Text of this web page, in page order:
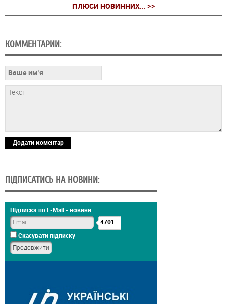
ПЛЮСИ НОВИННИХ... >>
КОММЕНТАРИИ:
Додати коментар
ПІДПИСАТИСЬ НА НОВИНИ:
Підписка по E-Mail - новини
4701
Скасувати підписку